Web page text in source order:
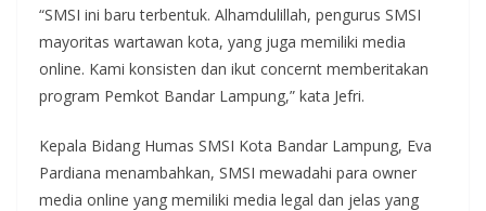
“SMSI ini baru terbentuk. Alhamdulillah, pengurus SMSI
mayoritas wartawan kota, yang juga memiliki media
online. Kami konsisten dan ikut concernt memberitakan
program Pemkot Bandar Lampung,” kata Jefri.
Kepala Bidang Humas SMSI Kota Bandar Lampung, Eva
Pardiana menambahkan, SMSI mewadahi para owner
media online yang memiliki media legal dan jelas yang